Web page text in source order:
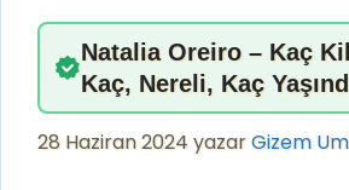
Natalia Oreiro – Kaç
Kaç, Nereli, Kaç
28 Haziran 2024yazarGizem